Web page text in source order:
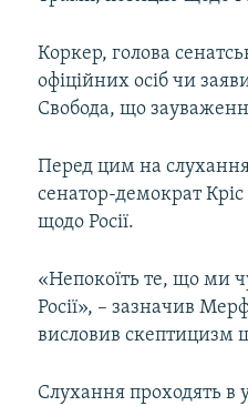
Коркер, голова
офіційних осіб чи
Свобода, що
Перед цим на
сенатор-демократ
щодо Росії.
«Непокоїть те, що ми
Росії», – зазначив
висловив скептицизм
Слухання проходять в